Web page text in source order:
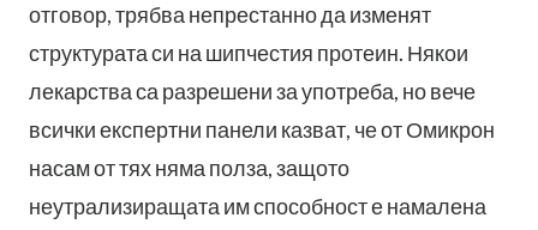
отговор, трябва непрестанно да изменят
структурата си на шипчестия протеин. Някои
лекарства са разрешени за употреба, но вече
всички експертни панели казват, че от Омикрон
насам от тях няма полза, защото
неутрализиращата им способност е намалена